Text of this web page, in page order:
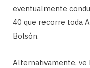
eventualmente
40 que recorre toda
Bolsón.
Alternativamente, ve